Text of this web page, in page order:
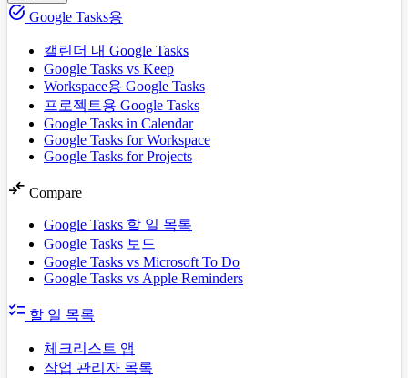
task_alt Google Tasks용
캘린더 내 Google Tasks
Google Tasks vs Keep
Workspace용 Google Tasks
프로젝트용 Google Tasks
Google Tasks in Calendar
Google Tasks for Workspace
Google Tasks for Projects
compare_arrows Compare
Google Tasks 할 일 목록
Google Tasks 보드
Google Tasks vs Microsoft To Do
Google Tasks vs Apple Reminders
checklist 할 일 목록
체크리스트 앱
작업 관리자 목록